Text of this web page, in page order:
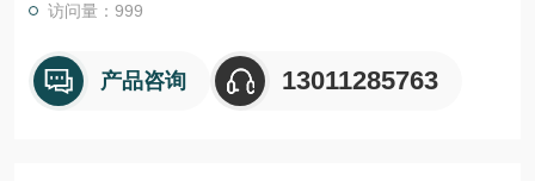
访问量：999
产品咨询 13011285763